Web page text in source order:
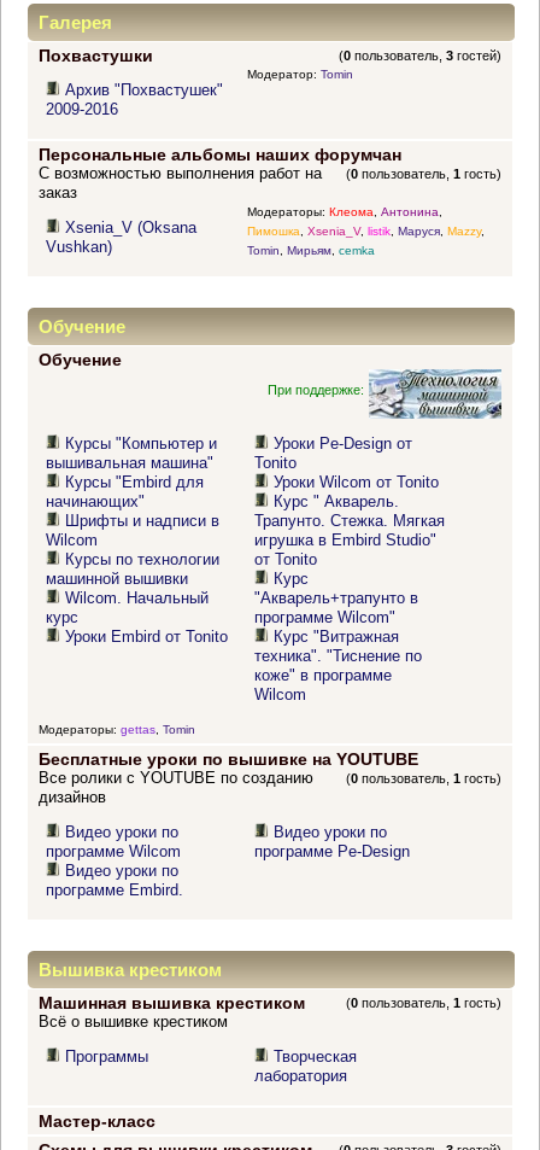
Галерея
Похвастушки (0 пользователь,3 гостей)
Архив "Похвастушек"
2009-2016
Модератор: Tomin
Персональные альбомы наших форумчан
(0 пользователь,1 гость)
С возможностью выполнения работ на
заказ
Xsenia_V (Oksana
Vushkan)
Модераторы: Клеома, Антонина,
Пимошка, Xsenia_V, listik, Маруся, Mazzy,
Tomin, Мирьям, cemka
Обучение
Обучение
При поддержке:
Курсы "Компьютер и
вышивальная машина"
Курсы "Embird для
начинающих"
Шрифты и надписи в
Wilcom
Курсы по технологии
машинной вышивки
Wilcom. Начальный
курс
Уроки Embird от Tonito
Уроки Pe-Design от
Tonito
Уроки Wilcom от Tonito
Курс " Акварель.
Трапунто. Стежка. Мягкая
игрушка в Embird Studio"
от Tonito
Курс
"Акварель+трапунто в
программе Wilcom"
Курс "Витражная
техника". "Тиснение по
коже" в программе
Wilcom
Модераторы: gettas, Tomin
Бесплатные уроки по вышивке на YOUTUBE
(0 пользователь,1 гость)
Все ролики с YOUTUBE по созданию
дизайнов
Видео уроки по
программе Wilcom
Видео уроки по
программе Embird.
Видео уроки по
программе Pe-Design
Вышивка крестиком
Машинная вышивка крестиком (0 пользователь,1 гость)
Всё о вышивке крестиком
Программы
Творческая
лаборатория
Мастер-класс